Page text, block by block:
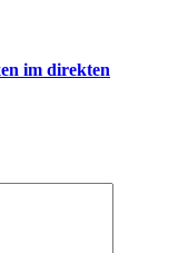
im direkten